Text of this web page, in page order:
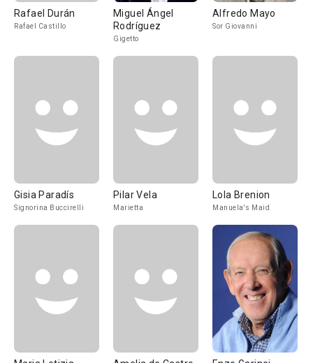
Rafael Durán
Rafael Castillo
Miguel Ángel
Rodríguez
Gigetto
Alfredo Mayo
Sor Giovanni
Gisia Paradís
Signorina Buccirelli
Pilar Vela
Marietta
Lola Brenion
Manuela's Maid